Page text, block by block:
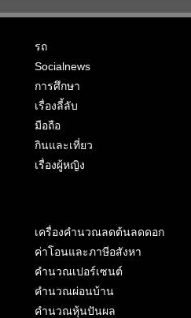
รถ
Socialnews
การศึกษา
เรื่องลี้ลับ
มือถือ
กินและเที่ยว
เรื่องผู้หญิง
เครื่องคำนวณลดต้นลดดอก
ค่าโอนและภาษีอสังหา
คำนวณเปอร์เซนต์
คำนวณผ่อนบ้าน
คำนวณหุ้นปันผล